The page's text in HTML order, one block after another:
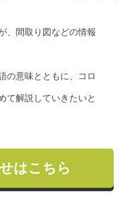
、間取り図などの情報
の意味とともに、コロ
て解説していきたいと
はこちら